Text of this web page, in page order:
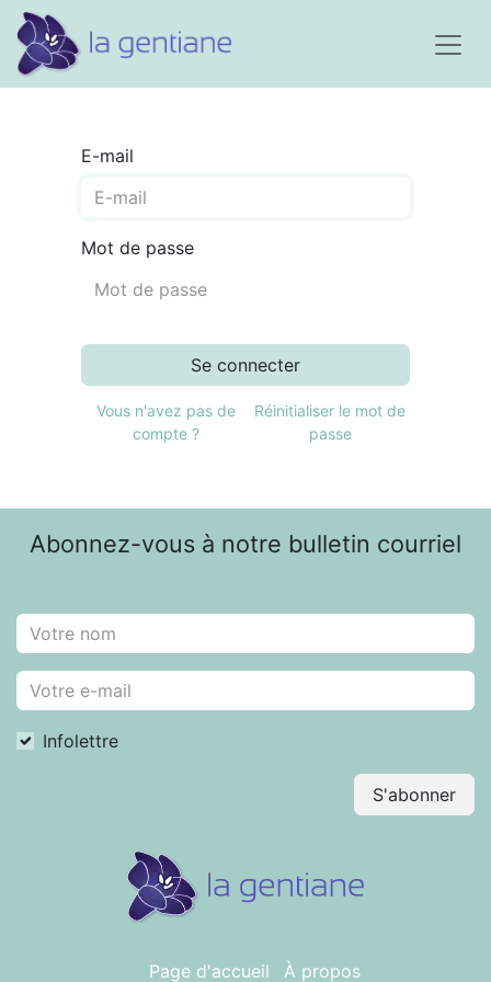
E-mail
Mot de passe
Se connecter
Vous n'avez pas de
compte ?
Réinitialiser le mot de
passe
Abonnez-vous à notre bulletin courriel
Infolettre
S'abonner
Page d'accueil À propos